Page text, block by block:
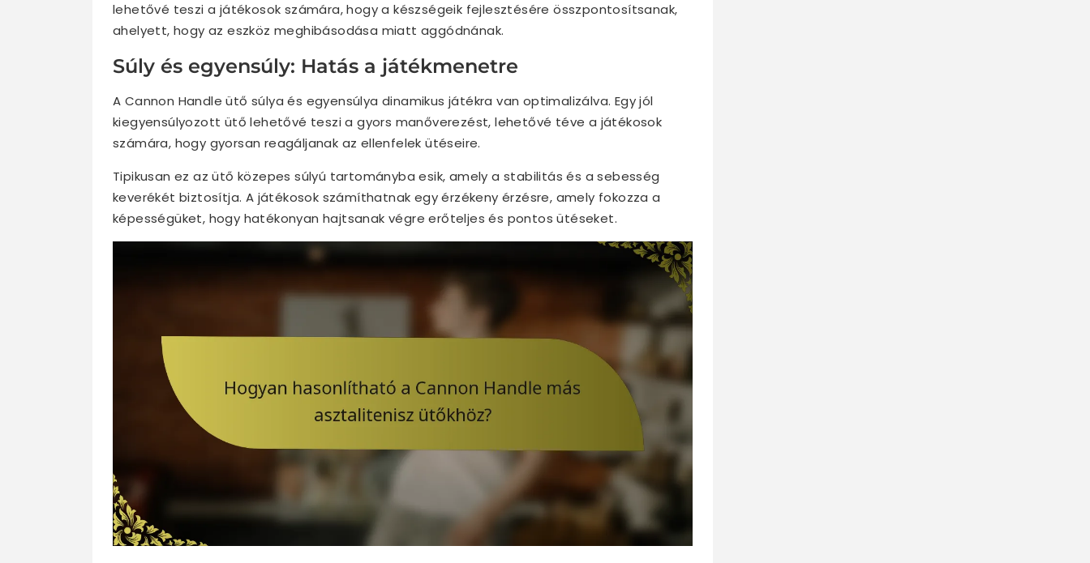
lehetővé teszi a játékosok számára, hogy a készségeik fejlesztésére összpontosítsanak,
ahelyett, hogy az eszköz meghibásodása miatt aggódnának.
Súly és egyensúly: Hatás a játékmenetre
A Cannon Handle ütő súlya és egyensúlya dinamikus játékra van optimalizálva. Egy jól
kiegyensúlyozott ütő lehetővé teszi a gyors manőverezést, lehetővé téve a játékosok
számára, hogy gyorsan reagáljanak az ellenfelek ütéseire.
Tipikusan ez az ütő közepes súlyú tartományba esik, amely a stabilitás és a sebesség
keverékét biztosítja. A játékosok számíthatnak egy érzékeny érzésre, amely fokozza a
képességüket, hogy hatékonyan hajtsanak végre erőteljes és pontos ütéseket.